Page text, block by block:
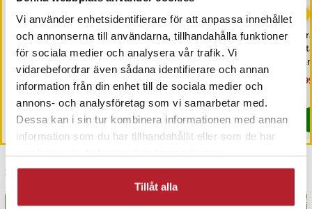
Vi använder enhetsidentifierare för att anpassa innehållet
och annonserna till användarna, tillhandahålla funktioner
för sociala medier och analysera vår trafik. Vi
vidarebefordrar även sådana identifierare och annan
information från din enhet till de sociala medier och
annons- och analysföretag som vi samarbetar med.
Dessa kan i sin tur kombinera informationen med annan
information som du har tillhandahållit eller som de har
Tillåt alla
Samsung Adapter GH98-
41288A USB till Typ C -
Svart
Pris:39 kr
39 kr
I lager, levereras inom 1-2 vardagar
Köp
Tempererat Skärmskydd
2,5D till iPhone 14/13/13
Pro
Pris :39 kr
39 kr
I lager, levereras inom 1-2 vardagar
Köp
Senast besökta
BÄSTSÄLJARE